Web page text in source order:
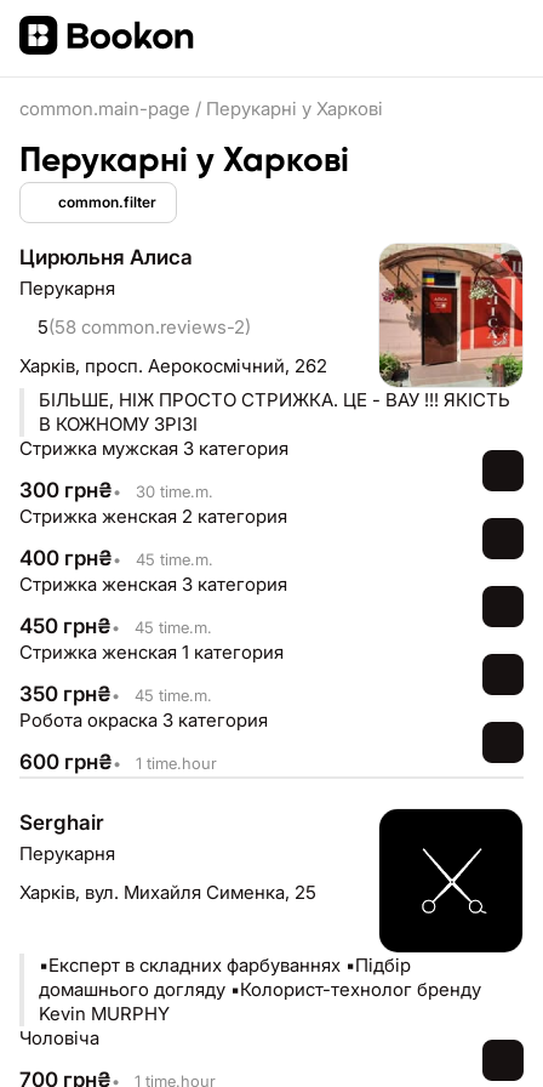
common.main-page / Перукарні у Харкові
Перукарні у Харкові
common.filter
Цирюльня Алиса
Перукарня
5(58 common.reviews-2)
Харків, просп. Аерокосмічний, 262
БІЛЬШЕ, НІЖ ПРОСТО СТРИЖКА. ЦЕ - ВАУ !!! ЯКІСТЬ
В КОЖНОМУ ЗРІЗІ
Стрижка мужская 3 категория
300 грн₴• 30 time.m.
Стрижка женская 2 категория
400 грн₴• 45 time.m.
Стрижка женская 3 категория
450 грн₴• 45 time.m.
Стрижка женская 1 категория
350 грн₴• 45 time.m.
Робота окраска 3 категория
600 грн₴• 1 time.hour
Serghair
Перукарня
Харків, вул. Михайля Сименка, 25
▪️Експерт в складних фарбуваннях ▪️Підбір
домашнього догляду ▪️Колорист-технолог бренду
Kevin MURPHY
Чоловіча
700 грн₴• 1 time.hour